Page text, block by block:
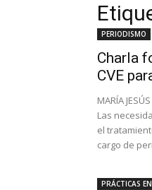
PERIODISMO
Charla
CVE
MARÍA
Las
el
cargo de
PRÁCTICAS